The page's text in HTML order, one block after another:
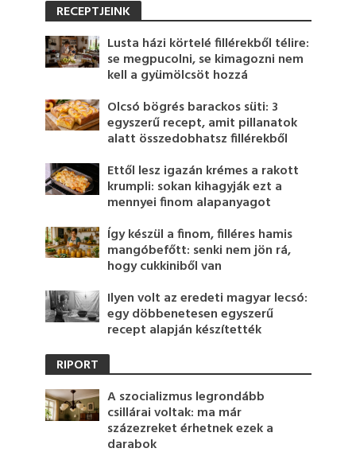
RECEPTJEINK
Lusta házi körtelé fillérekből télire:
se megpucolni, se kimagozni nem
kell a gyümölcsöt hozzá
Olcsó bögrés barackos süti: 3
egyszerű recept, amit pillanatok
alatt összedobhatsz fillérekből
Ettől lesz igazán krémes a rakott
krumpli: sokan kihagyják ezt a
mennyei finom alapanyagot
Így készül a finom, filléres hamis
mangóbefőtt: senki nem jön rá,
hogy cukkiniből van
Ilyen volt az eredeti magyar lecsó:
egy döbbenetesen egyszerű
recept alapján készítették
RIPORT
A szocializmus legrondább
csillárai voltak: ma már
százezreket érhetnek ezek a
darabok